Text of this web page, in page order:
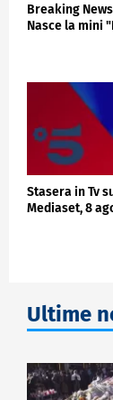
Breaking News
Nasce la mini
Stasera in Tv
Mediaset, 8
Ultime